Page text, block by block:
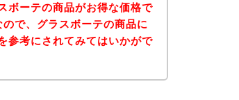
ボーテの商品がお得な価格で
で、グラスボーテの商品に
参考にされてみてはいかがで